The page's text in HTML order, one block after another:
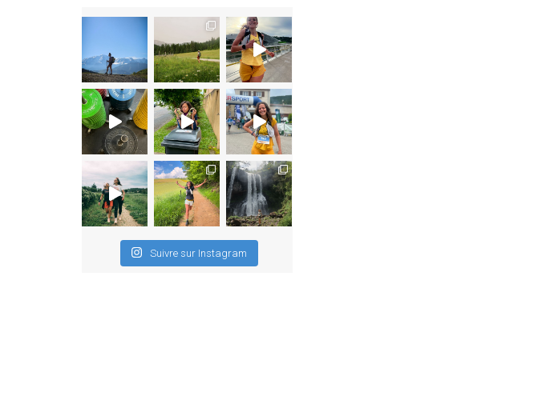
Suivre sur Instagram